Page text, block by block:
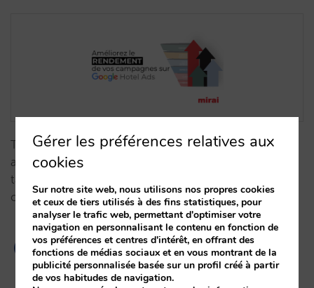
Tirez parti au maximum de Google Hotel Ads en
augmentant votre visibilité, votre demande et vos
taux de participation, d'impression, de clic et de
conversion.…
Gérer les préférences relatives aux
cookies
Sur notre site web, nous utilisons nos propres cookies
et ceux de tiers utilisés à des fins statistiques, pour
analyser le trafic web, permettant d'optimiser votre
navigation en personnalisant le contenu en fonction de
vos préférences et centres d'intérêt, en offrant des
fonctions de médias sociaux et en vous montrant de la
publicité personnalisée basée sur un profil créé à partir
de vos habitudes de navigation.